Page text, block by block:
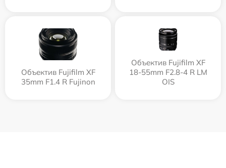
Объектив Fujifilm XF
35mm F1.4 R Fujinon
Объектив Fujifilm XF
18-55mm F2.8-4 R LM
OIS